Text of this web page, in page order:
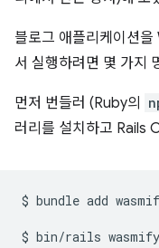
블로그 애플리케이션
서 실행하려면 몇 가지
먼저 번들러 (Ruby의
러리를 설치하고 Rails
$ bundle add
$ bin/rails